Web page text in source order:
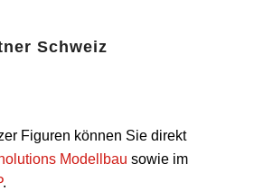
Schweiz
Figuren können Sie direkt
Modellbau sowie im
.